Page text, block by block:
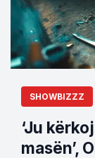
SHOWBIZZZ
‘Ju
masën’,